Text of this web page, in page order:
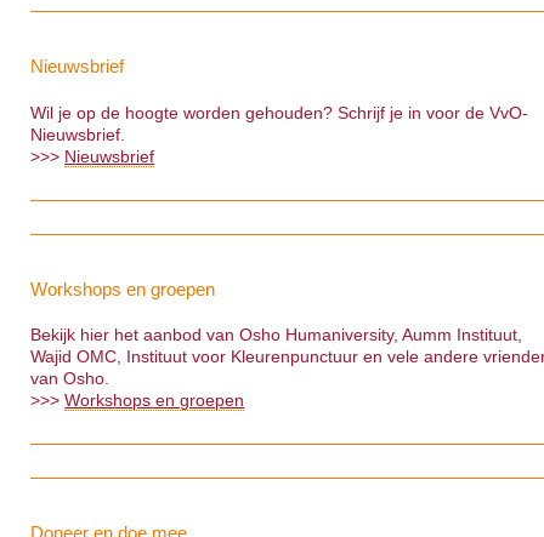
Nieuwsbrief
Wil je op de hoogte worden gehouden? Schrijf je in voor de VvO-
Nieuwsbrief.
>>> Nieuwsbrief
Workshops en groepen
Bekijk hier het aanbod van Osho Humaniversity, Aumm Instituut,
Wajid OMC, Instituut voor Kleurenpunctuur en vele andere
van Osho.
>>>Workshops en groepen